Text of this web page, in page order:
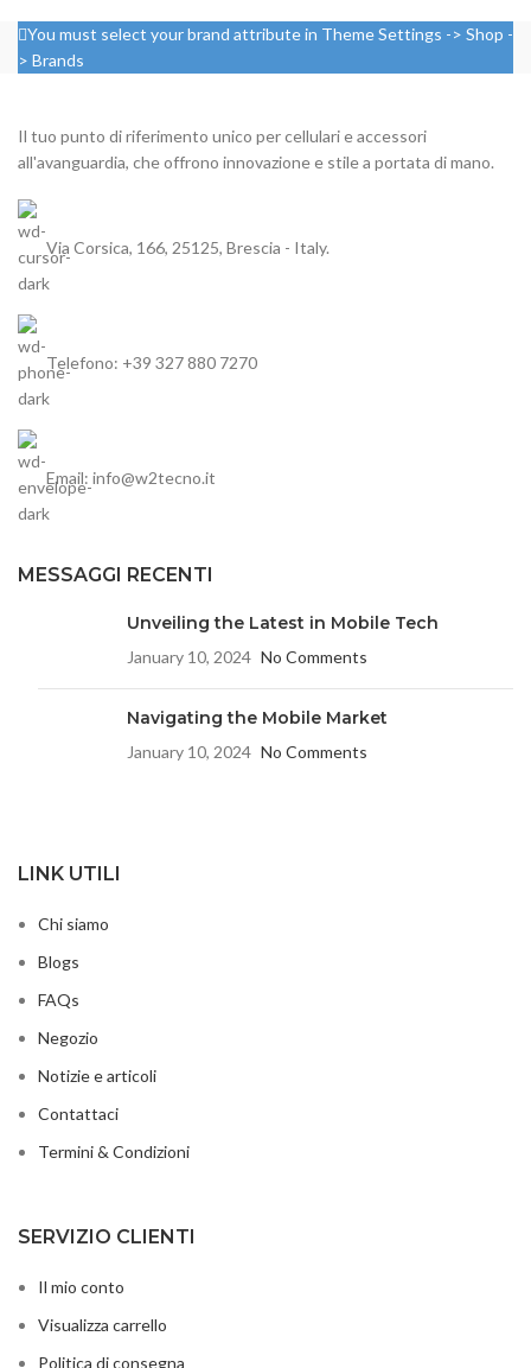
DECOR
RHONCUS QUISQUE SOLLICITUDIN
You must select your brand attribute in Theme Settings -> Shop -
> Brands
Il tuo punto di riferimento unico per cellulari e accessori
all'avanguardia, che offrono innovazione e stile a portata di mano.
Via Corsica, 166, 25125, Brescia - Italy.
Telefono: +39 327 880 7270
Email: info@w2tecno.it
MESSAGGI RECENTI
Unveiling the Latest in Mobile Tech
January 10, 2024 No Comments
Navigating the Mobile Market
January 10, 2024 No Comments
LINK UTILI
Chi siamo
Blogs
FAQs
Negozio
Notizie e articoli
Contattaci
Termini & Condizioni
SERVIZIO CLIENTI
Il mio conto
Visualizza carrello
Politica di consegna